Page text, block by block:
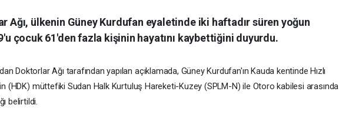
Ağı, ülkenin Güney Kurdufan eyaletinde iki haftadır süren yoğun
çocuk 61'den fazla kişinin hayatını kaybettiğini duyurdu.
Doktorlar Ağı tarafından yapılan açıklamada, Güney Kurdufan'ın Kauda kentinde Hızlı
(HDK) müttefiki Sudan Halk Kurtuluş Hareketi-Kuzey (SPLM-N) ile Otoro kabilesi arasında
belirtildi.